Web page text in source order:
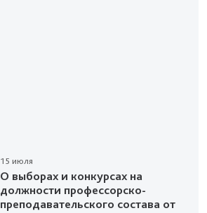
15 июля
О выборах и конкурсах на
должности профессорско-
преподавательского состава от